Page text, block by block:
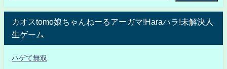
カオスtomo娘ちゃんねーるアーガマ!Haraハラ!未解決人
生ゲーム
ハゲて無双